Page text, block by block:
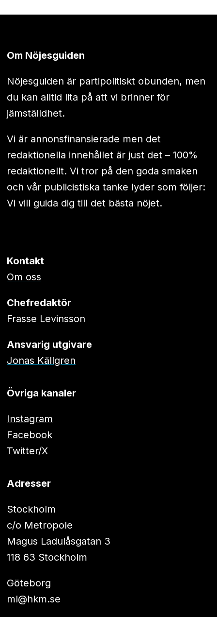
Om Nöjesguiden
Nöjesguiden är partipolitiskt obunden, men
du kan alltid lita på att vi brinner för
jämställdhet.
Vi är annonsfinansierade men det
redaktionella innehållet är just det – 100%
redaktionellt. Vi tror på den goda smaken
och vår publicistiska tanke lyder som följer:
Vi vill guida dig till det bästa nöjet.
Kontakt
Om oss
Chefredaktör
Frasse Levinsson
Ansvarig utgivare
Jonas Källgren
Övriga kanaler
Instagram
Facebook
Twitter/X
Adresser
Stockholm
c/o Metropole
Magus Ladulåsgatan 3
118 63 Stockholm
Göteborg
ml@hkm.se